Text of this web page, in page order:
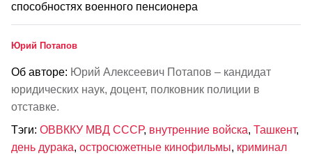
способностях военного пенсионера
Юрий Потапов
Об авторе: Юрий Алексеевич Потапов – кандидат
юридических наук, доцент, полковник полиции в
отставке.
Тэги: ОВВККУ МВД СССР, внутренние войска, Ташкент,
день дурака, остросюжетные кинофильмы, криминал